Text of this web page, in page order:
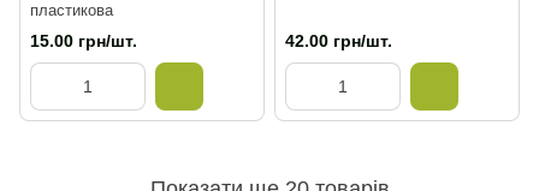
пластикова
15.00 грн/шт. 42.00 грн/шт.